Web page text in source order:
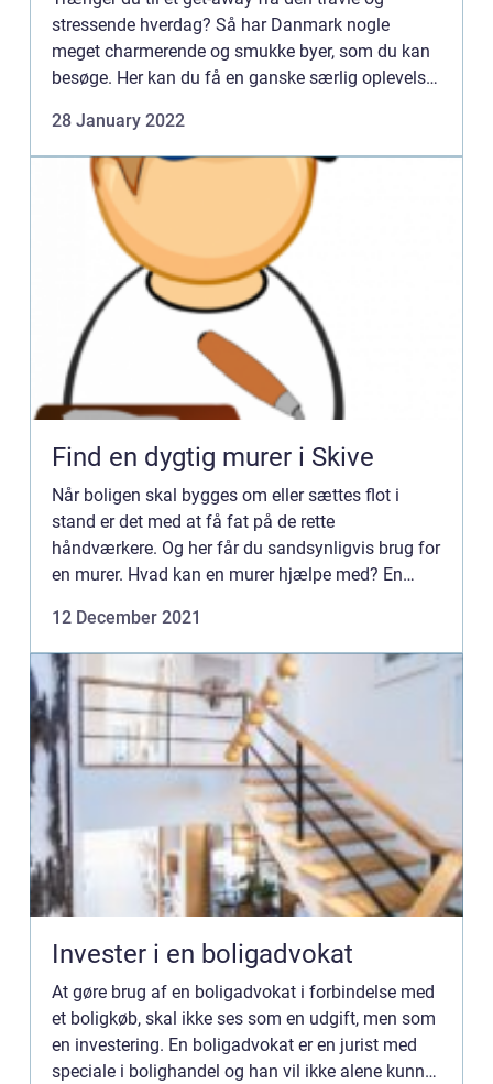
stressende hverdag? Så har Danmark nogle
meget charmerende og smukke byer, som du kan
besøge. Her kan du få en ganske særlig oplevelse,
28 January 2022
Find en dygtig murer i Skive
Når boligen skal bygges om eller sættes flot i
stand er det med at få fat på de rette
håndværkere. Og her får du sandsynligvis brug for
en murer. Hvad kan en murer hjælpe med? En
12 December 2021
Invester i en boligadvokat
At gøre brug af en boligadvokat i forbindelse med
et boligkøb, skal ikke ses som en udgift, men som
en investering. En boligadvokat er en jurist med
speciale i bolighandel og han vil ikke alene kunne